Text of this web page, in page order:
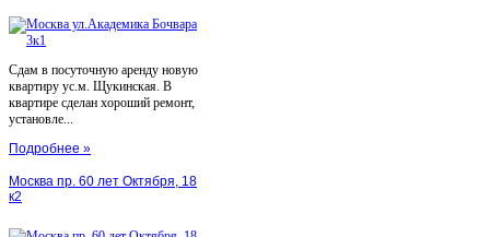
Сдам в посуточную аренду новую
квартиру ус.м. Щукинская. В
квартире сделан хороший ремонт,
установле...
Подробнее »
Москва пр. 60 лет Октября, 18
к2